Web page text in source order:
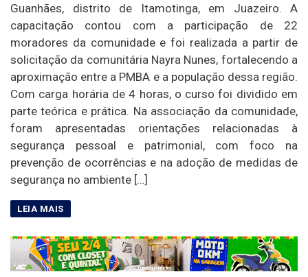
Guanhães, distrito de Itamotinga, em Juazeiro. A
capacitação contou com a participação de 22
moradores da comunidade e foi realizada a partir de
solicitação da comunitária Nayra Nunes, fortalecendo a
aproximação entre a PMBA e a população dessa região.
Com carga horária de 4 horas, o curso foi dividido em
parte teórica e prática. Na associação da comunidade,
foram apresentadas orientações relacionadas à
segurança pessoal e patrimonial, com foco na
prevenção de ocorrências e na adoção de medidas de
segurança no ambiente […]